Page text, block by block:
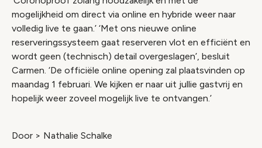
mogelijkheid om direct via online en hybride weer naar
volledig live te gaan.’ ‘Met ons nieuwe online
reserveringssysteem gaat reserveren vlot en efficiënt en
wordt geen (technisch) detail overgeslagen’, besluit
Carmen. ‘De officiële online opening zal plaatsvinden op
maandag 1 februari. We kijken er naar uit jullie gastvrij en
hopelijk weer zoveel mogelijk live te ontvangen.’
Door > Nathalie Schalke